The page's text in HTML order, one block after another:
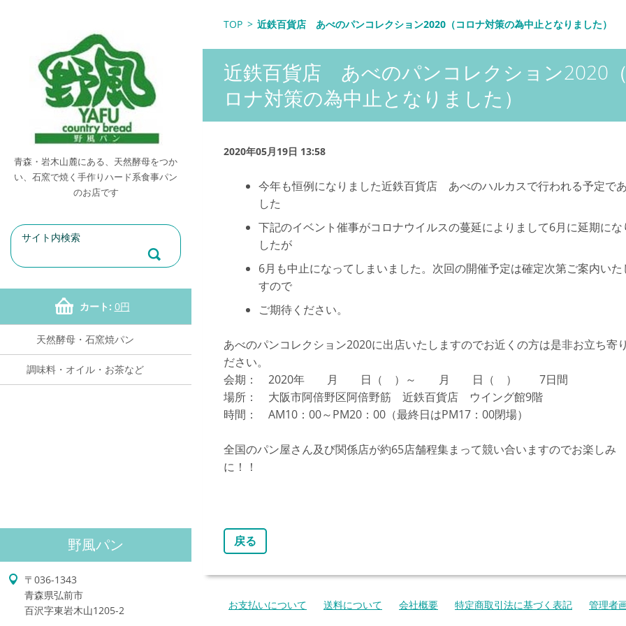
青森・岩木山麓にある、天然酵母をつか
い、石窯で焼く手作りハード系食事パン
のお店です
カート: 0円
天然酵母・石窯焼パン
調味料・オイル・お茶など
野風パン
〒036-1343
青森県弘前市
百沢字東岩木山1205-2
TOP > 近鉄百貨店 あべのパンコレクション2020（コロナ対策の為中止となりました）
近鉄百貨店 あべのパンコレクション2020
ロナ対策の為中止となりました）
2020年05月19日 13:58
今年も恒例になりました近鉄百貨店 あべのハルカスで行われる予定で
した
下記のイベント催事がコロナウイルスの蔓延によりまして6月に延期にな
したが
6月も中止になってしまいました。次回の開催予定は確定次第ご案内いた
すので
ご期待ください。
あべのパンコレクション2020に出店いたしますのでお近くの方は是非お立ち寄
ださい。
会期： 2020年 月 日（ ）～ 月 日（ ） 7日間
場所： 大阪市阿倍野区阿倍野筋 近鉄百貨店 ウイング館9階
時間： AM10：00～PM20：00（最終日はPM17：00閉場）
全国のパン屋さん及び関係店が約65店舗程集まって競い合いますのでお楽しみ
に！！
戻る
お支払いについて 送料について 会社概要 特定商取引法に基づく表記 管理者